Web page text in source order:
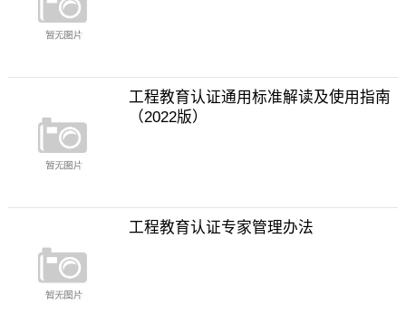
工程教育认证通用标准解读及使用指南
（2022版）
工程教育认证专家管理办法